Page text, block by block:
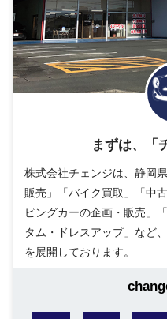
まずは、「
株式会社チェンジは、静岡
販売」「バイク買取」「中
ピングカーの企画・販売」
タム・ドレスアップ」など
を展開しております。